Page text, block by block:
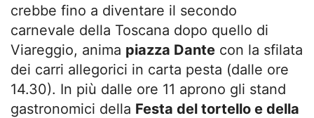
crebbe fino a diventare il secondo
carnevale della Toscana dopo quello di
Viareggio, anima piazza Dante con la sfilata
dei carri allegorici in carta pesta (dalle ore
14.30). In più dalle ore 11 aprono gli stand
gastronomici della Festa del tortello e della